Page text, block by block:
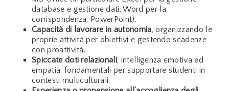
database e gestione dati, Word per la
corrispondenza, PowerPoint).
Capacità di lavorare in autonomia, organizzando le
proprie attività per obiettivi e gestendo scadenze
con proattività.
Spiccate doti relazionali, intelligenza emotiva ed
empatia, fondamentali per supportare studenti in
contesti multiculturali.